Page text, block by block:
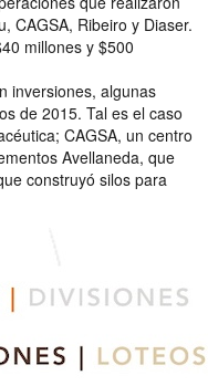
CAGSA, Ribeiro y Diaser.
millones y $500
inversiones, algunas
de 2015. Tal es el caso
CAGSA, un centro
Avellaneda, que
construyó silos para